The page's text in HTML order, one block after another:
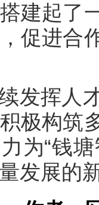
建起了
促进合
发挥人
极构筑
为“钱
发展的